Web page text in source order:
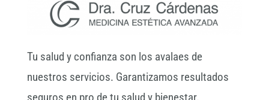
Tu salud y confianza son los avalaes de
nuestros servicios. Garantizamos resultados